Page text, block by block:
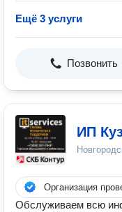
Ещё 3 услуги
Позвонить
ИП
Организация
Обслуживаем всю